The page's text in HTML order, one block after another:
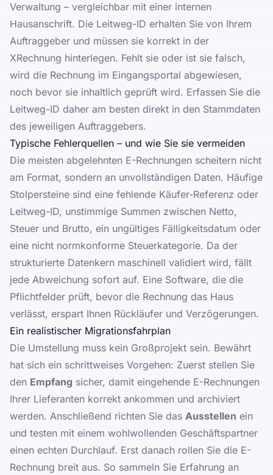
Verwaltung – vergleichbar mit einer internen
Hausanschrift. Die Leitweg-ID erhalten Sie von Ihrem
Auftraggeber und müssen sie korrekt in der
XRechnung hinterlegen. Fehlt sie oder ist sie falsch,
wird die Rechnung im Eingangsportal abgewiesen,
noch bevor sie inhaltlich geprüft wird. Erfassen Sie die
Leitweg-ID daher am besten direkt in den Stammdaten
des jeweiligen Auftraggebers.
Typische Fehlerquellen – und wie Sie sie vermeiden
Die meisten abgelehnten E-Rechnungen scheitern nicht
am Format, sondern an unvollständigen Daten. Häufige
Stolpersteine sind eine fehlende Käufer-Referenz oder
Leitweg-ID, unstimmige Summen zwischen Netto,
Steuer und Brutto, ein ungültiges Fälligkeitsdatum oder
eine nicht normkonforme Steuerkategorie. Da der
strukturierte Datenkern maschinell validiert wird, fällt
jede Abweichung sofort auf. Eine Software, die die
Pflichtfelder prüft, bevor die Rechnung das Haus
verlässt, erspart Ihnen Rückläufer und Verzögerungen.
Ein realistischer Migrationsfahrplan
Die Umstellung muss kein Großprojekt sein. Bewährt
hat sich ein schrittweises Vorgehen: Zuerst stellen Sie
den Empfang sicher, damit eingehende E-Rechnungen
Ihrer Lieferanten korrekt ankommen und archiviert
werden. Anschließend richten Sie das Ausstellen ein
und testen mit einem wohlwollenden Geschäftspartner
einen echten Durchlauf. Erst danach rollen Sie die E-
Rechnung breit aus. So sammeln Sie Erfahrung an